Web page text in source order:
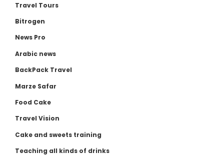
Travel Tours
Bitrogen
News Pro
Arabic news
BackPack Travel
Marze Safar
Food Cake
Travel Vision
Cake and sweets training
Teaching all kinds of drinks